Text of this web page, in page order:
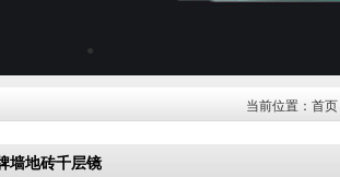
●
当前位置： 首页
墙地砖千层镜